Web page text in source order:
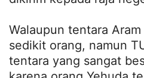
Walaupun tentara
sedikit orang, namun
tentara yang sangat